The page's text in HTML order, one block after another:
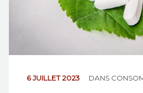
6 JUILLET 2023 DANS